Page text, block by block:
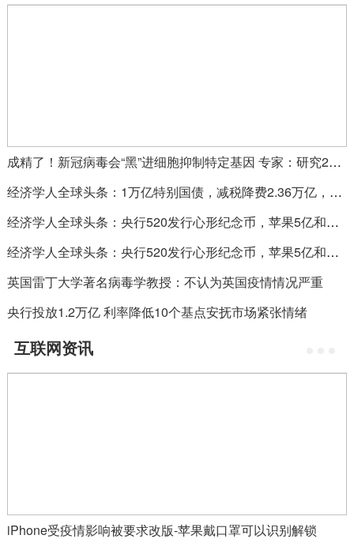
成精了！新冠病毒会“黑”进细胞抑制特定基因 专家：研究20年病毒从没见过
经济学人全球头条：1万亿特别国债，减税降费2.36万亿，美国富豪财富激增4340亿美元
经济学人全球头条：央行520发行心形纪念币，苹果5亿和解“降速门”，“钻石公主”号重新启航
经济学人全球头条：央行520发行心形纪念币，苹果5亿和解“降速门”，“钻石公主”号重新启航
英国雷丁大学著名病毒学教授：不认为英国疫情情况严重
央行投放1.2万亿 利率降低10个基点安抚市场紧张情绪
互联网资讯
iPhone受疫情影响被要求改版-苹果戴口罩可以识别解锁